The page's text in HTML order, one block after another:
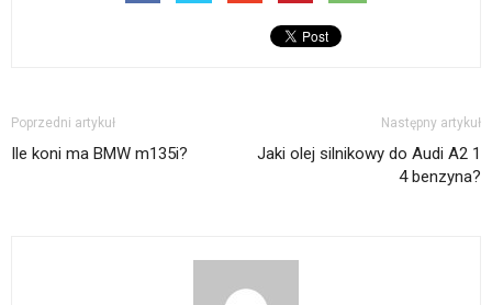
Poprzedni artykuł
Ile koni ma BMW m135i?
Następny artykuł
Jaki olej silnikowy do Audi A2 1
4 benzyna?